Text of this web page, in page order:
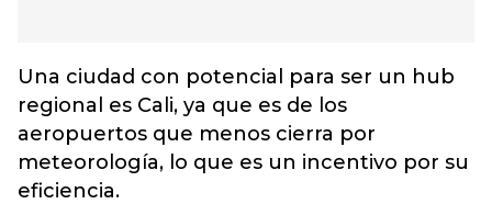
Una ciudad con potencial para ser un hub
regional es Cali, ya que es de los
aeropuertos que menos cierra por
meteorología, lo que es un incentivo por su
eficiencia.